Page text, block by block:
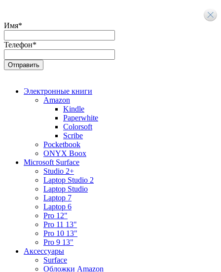
Имя*
Телефон*
Электронные книги
Amazon
Kindle
Paperwhite
Colorsoft
Scribe
Pocketbook
ONYX Boox
Microsoft Surface
Studio 2+
Laptop Studio 2
Laptop Studio
Laptop 7
Laptop 6
Pro 12"
Pro 11 13"
Pro 10 13"
Pro 9 13"
Аксессуары
Surface
Обложки Amazon